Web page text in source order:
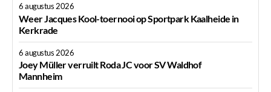
6 augustus 2026
Weer Jacques Kool-toernooi op Sportpark Kaalheide in
Kerkrade
6 augustus 2026
Joey Müller verruilt Roda JC voor SV Waldhof
Mannheim